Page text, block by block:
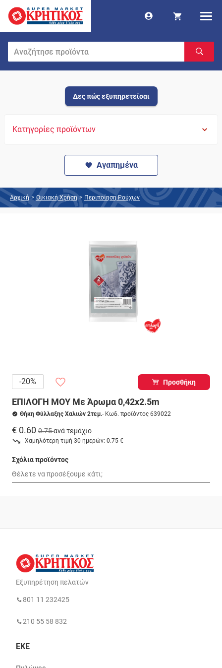
Δες πώς εξυπηρετείσαι
Κατηγορίες προϊόντων
Αγαπημένα
Αρχική > Οικιακή Χρήση > Περιποίηση Ρούχων
-20% Προσθήκη
ΕΠΙΛΟΓΗ ΜΟΥ Με Άρωμα 0,42x2.5m
Θήκη Φύλλαξης Χαλιών 2τεμ.- Κωδ. προϊόντος 639022
€ 0.60 0.75ανά τεμάχιο
Χαμηλότερη τιμή 30 ημερών: 0.75 €
Σχόλια προϊόντος
Εξυπηρέτηση πελατών
801 11 232425
210 55 58 832
ΕΚΕ